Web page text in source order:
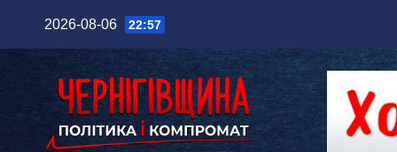
2026-08-06 22:57